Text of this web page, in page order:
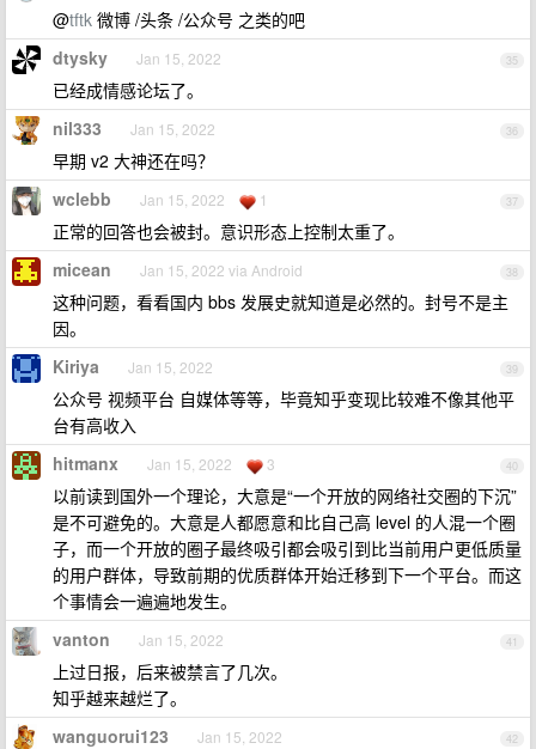
@tftk 微博 /头条 /公众号 之类的吧
35
dtysky Jan 15, 2022
已经成情感论坛了。
36
nil333 Jan 15, 2022
早期 v2 大神还在吗？
37
wclebb Jan 15, 2022 1
正常的回答也会被封。意识形态上控制太重了。
38
micean Jan 15, 2022 via Android
这种问题，看看国内 bbs 发展史就知道是必然的。封号不是主
因。
39
Kiriya Jan 15, 2022
公众号 视频平台 自媒体等等，毕竟知乎变现比较难不像其他平
台有高收入
40
hitmanx Jan 15, 2022 3
以前读到国外一个理论，大意是“一个开放的网络社交圈的下沉”
是不可避免的。大意是人都愿意和比自己高 level 的人混一个圈
子，而一个开放的圈子最终吸引都会吸引到比当前用户更低质量
的用户群体，导致前期的优质群体开始迁移到下一个平台。而这
个事情会一遍遍地发生。
41
vanton Jan 15, 2022
上过日报，后来被禁言了几次。
知乎越来越烂了。
42
wanguorui123 Jan 15, 2022